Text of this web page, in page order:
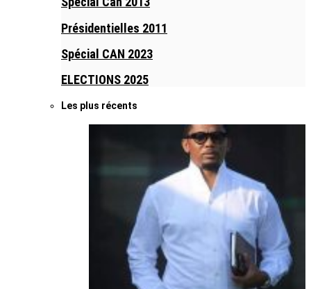
Présidentielles 2011
Spécial CAN 2023
ELECTIONS 2025
Les plus récents